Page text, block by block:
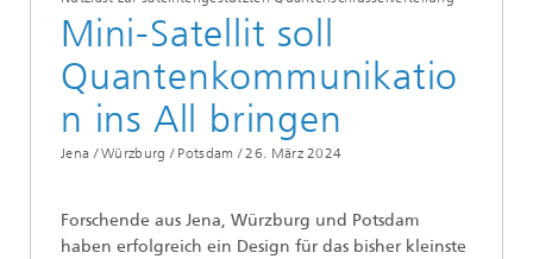
Mini-Satellit soll
Quantenkommunikatio
n ins All bringen
Jena / Würzburg / Potsdam / 26. März 2024
Forschende aus Jena, Würzburg und Potsdam
haben erfolgreich ein Design für das bisher kleinste